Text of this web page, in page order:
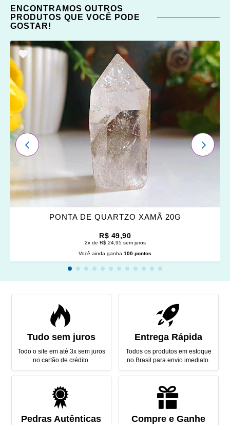
ENCONTRAMOS OUTROS
PRODUTOS QUE VOCÊ PODE
GOSTAR!
ADICIONAR
FAVORITOS
PONTA DE QUARTZO XAMÃ 20G
R$ 49,90
2x de R$ 24,95 sem juros
Você ainda ganha 100 pontos
ANTERIOR
Tudo sem juros
Todo o site em até 3x sem juros
no cartão de crédito.
Entrega Rápida
Todos os produtos em estoque
no Brasil para envio imediato.
Pedras Autênticas Compre e Ganhe